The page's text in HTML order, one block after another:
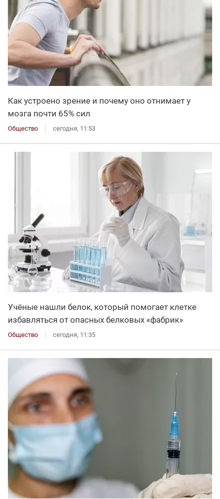
Как устроено зрение и почему оно отнимает у
мозга почти 65% сил
Общество сегодня, 11:53
Учёные нашли белок, который помогает клетке
избавляться от опасных белковых «фабрик»
Общество сегодня, 11:35